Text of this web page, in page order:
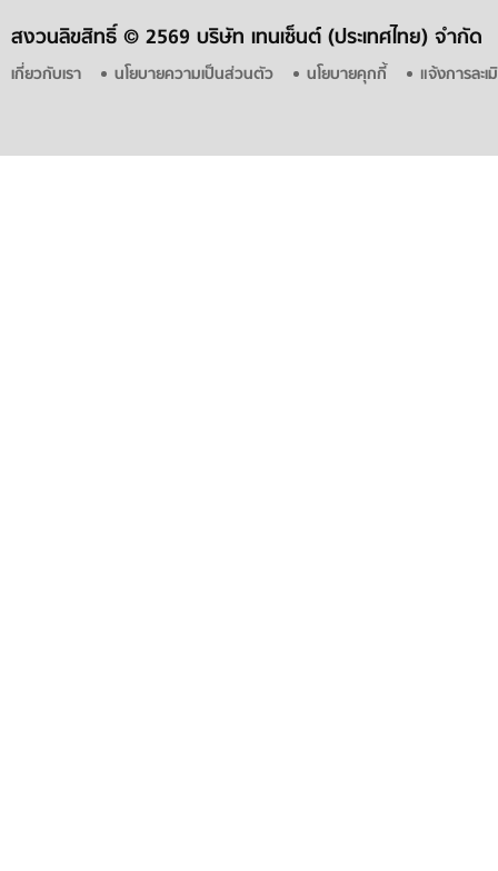
สงวนลิขสิทธิ์ © 2569 บริษัท เทนเซ็นต์ (ประเทศไทย) จำกัด
เกี่ยวกับเรา นโยบายความเป็นส่วนตัว นโยบายคุกกี้ แจ้งการละ